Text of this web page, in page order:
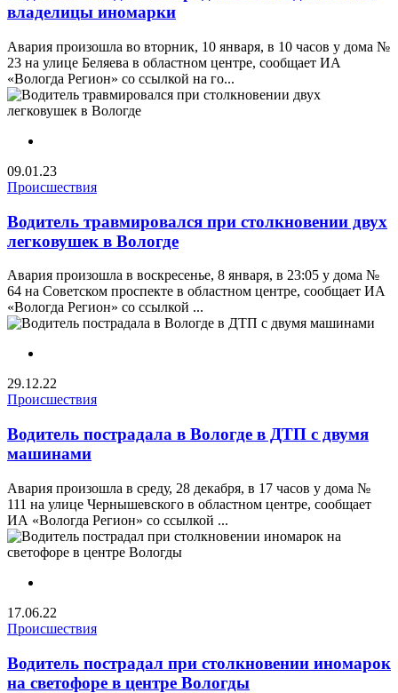
владелицы иномарки
Авария произошла во вторник, 10 января, в 10 часов у дома №
23 на улице Беляева в областном центре, сообщает ИА
«Вологда Регион» со ссылкой на го...
09.01.23
Происшествия
Водитель травмировался при столкновении двух
легковушек в Вологде
Авария произошла в воскресенье, 8 января, в 23:05 у дома №
64 на Советском проспекте в областном центре, сообщает ИА
«Вологда Регион» со ссылкой ...
29.12.22
Происшествия
Водитель пострадала в Вологде в ДТП с двумя
машинами
Авария произошла в среду, 28 декабря, в 17 часов у дома №
111 на улице Чернышевского в областном центре, сообщает
ИА «Вологда Регион» со ссылкой ...
17.06.22
Происшествия
Водитель пострадал при столкновении иномарок
на светофоре в центре Вологды